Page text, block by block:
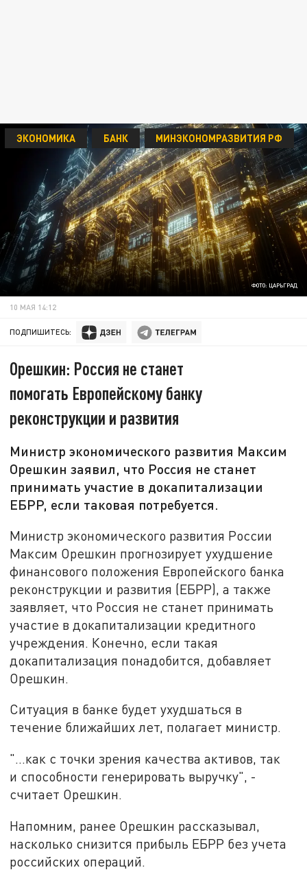
ФОТО: ЦАРЬГРАД
ЭКОНОМИКА БАНК МИНЭКОНОМРАЗВИТИЯ РФ
10 МАЯ 14:12
ПОДПИШИТЕСЬ:
Орешкин: Россия не станет
помогать Европейскому банку
реконструкции и развития
Министр экономического развития Максим
Орешкин заявил, что Россия не станет
принимать участие в докапитализации
ЕБРР, если таковая потребуется.
Министр экономического развития России
Максим Орешкин прогнозирует ухудшение
финансового положения Европейского банка
реконструкции и развития (ЕБРР), а также
заявляет, что Россия не станет принимать
участие в докапитализации кредитного
учреждения. Конечно, если такая
докапитализация понадобится, добавляет
Орешкин.
Ситуация в банке будет ухудшаться в
течение ближайших лет, полагает министр.
"...как с точки зрения качества активов, так
и способности генерировать выручку", -
считает Орешкин.
Напомним, ранее Орешкин рассказывал,
насколько снизится прибыль ЕБРР без учета
российских операций.